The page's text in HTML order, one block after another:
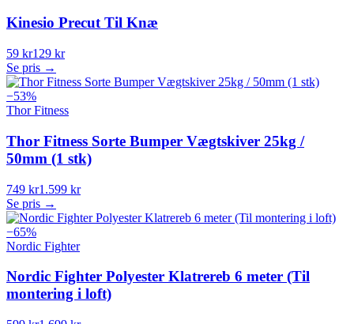
Kinesio Precut Til Knæ
59 kr129 kr
Se pris →
−53%
Thor Fitness
Thor Fitness Sorte Bumper Vægtskiver 25kg /
50mm (1 stk)
749 kr1.599 kr
Se pris →
−65%
Nordic Fighter
Nordic Fighter Polyester Klatrereb 6 meter (Til
montering i loft)